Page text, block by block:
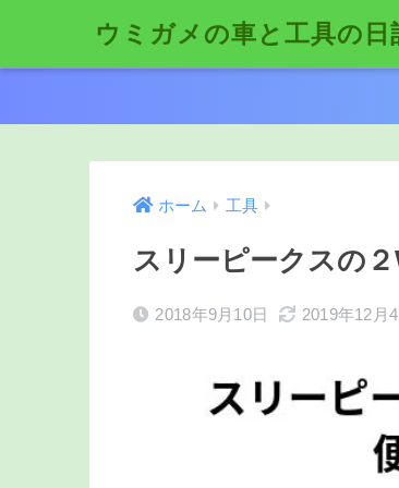
ウミガメの車と工具の日
ホーム 工具
スリーピークスの
2018年9月10日 2019年12月4